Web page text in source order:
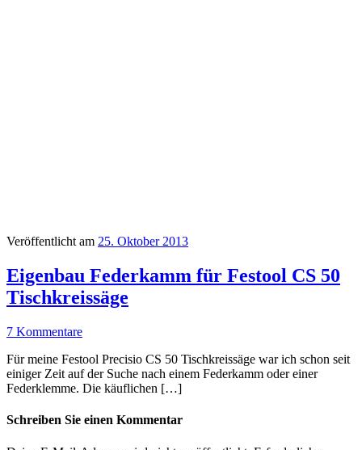
Veröffentlicht am 25. Oktober 2013
Eigenbau Federkamm für Festool CS 50
Tischkreissäge
7 Kommentare
Für meine Festool Precisio CS 50 Tischkreissäge war ich schon seit
einiger Zeit auf der Suche nach einem Federkamm oder einer
Federklemme. Die käuflichen […]
Schreiben Sie einen Kommentar